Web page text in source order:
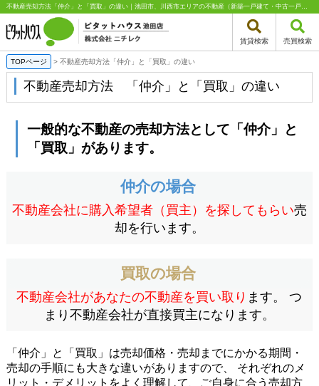
不動産売却方法「仲介」と「買取」の違い｜池田市、川西市エリアの不動産（新築一戸建て・中古一戸建て・土地・中古マンション）はピタットハウス池田店 株式会社ニチレク
賃貸検索 売買検索
TOPページ > 不動産売却方法「仲介」と「買取」の違い